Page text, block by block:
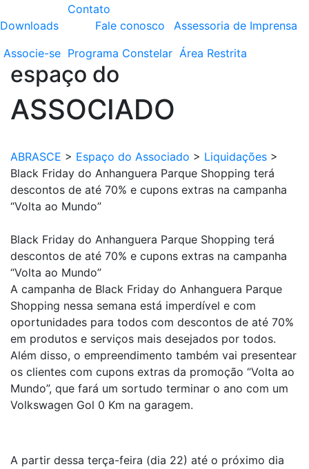
Downloads
Contato
Fale conosco
Assessoria de Imprensa
Associe-se Programa Constelar Área Restrita
espaço do
ASSOCIADO
ABRASCE > Espaço do Associado > Liquidações >
Black Friday do Anhanguera Parque Shopping terá
descontos de até 70% e cupons extras na campanha
“Volta ao Mundo”
Black Friday do Anhanguera Parque Shopping terá
descontos de até 70% e cupons extras na campanha
“Volta ao Mundo”
A campanha de Black Friday do Anhanguera Parque
Shopping nessa semana está imperdível e com
oportunidades para todos com descontos de até 70%
em produtos e serviços mais desejados por todos.
Além disso, o empreendimento também vai presentear
os clientes com cupons extras da promoção “Volta ao
Mundo”, que fará um sortudo terminar o ano com um
Volkswagen Gol 0 Km na garagem.
A partir dessa terça-feira (dia 22) até o próximo dia